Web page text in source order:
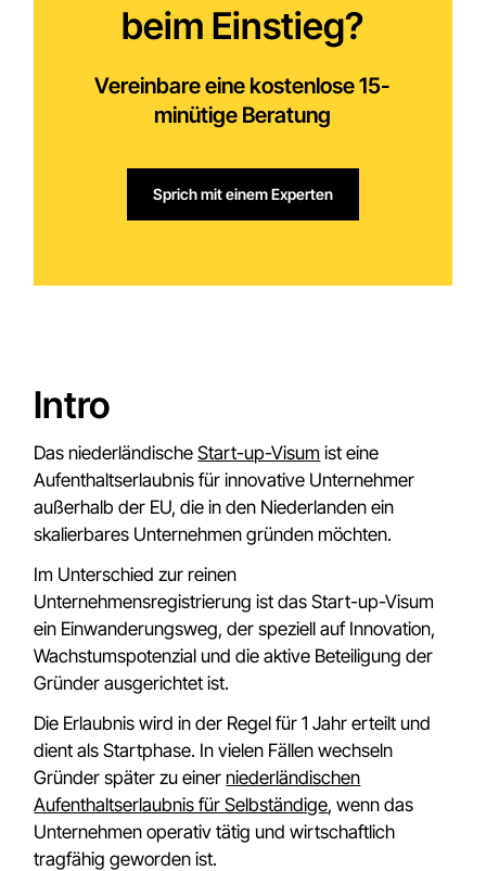
Intro
Das niederländischeStart-up-Visum ist eine
Aufenthaltserlaubnis für innovative Unternehmer
außerhalb der EU, die in den Niederlanden ein
skalierbares Unternehmen gründen möchten.
Im Unterschied zur reinen
Unternehmensregistrierung ist das Start-up-Visum
ein Einwanderungsweg, der speziell auf Innovation,
Wachstumspotenzial und die aktive Beteiligung der
Gründer ausgerichtet ist.
Die Erlaubnis wird in der Regel für 1 Jahr erteilt und
dient als Startphase. In vielen Fällen wechseln
Gründer später zu einerniederländischen
Aufenthaltserlaubnis für Selbständige, wenn das
Unternehmen operativ tätig und wirtschaftlich
tragfähig geworden ist.
beim Einstieg?
Vereinbare eine kostenlose 15-
minütige Beratung
Sprich mit einem Experten